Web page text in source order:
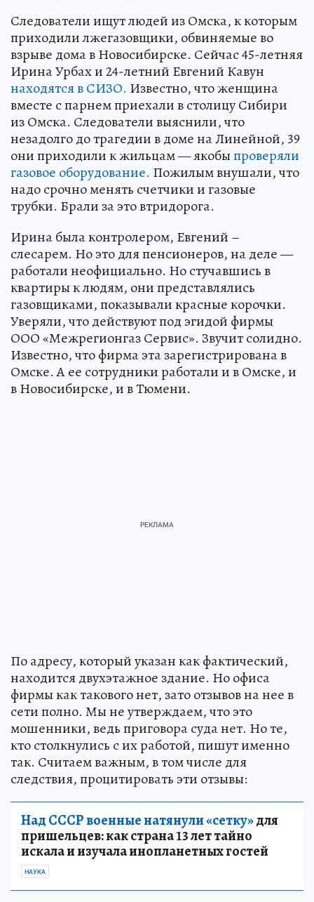
Следователи ищут людей из Омска, к которым
приходили лжегазовщики, обвиняемые во
взрыве дома в Новосибирске. Сейчас 45-летняя
Ирина Урбах и 24-летний Евгений Кавун
находятся в СИЗО. Известно, что женщина
вместе с парнем приехали в столицу Сибири
из Омска. Следователи выяснили, что
незадолго до трагедии в доме на Линейной, 39
они приходили к жильцам — якобыпроверяли
газовое оборудование. Пожилым внушали, что
надо срочно менять счетчики и газовые
трубки. Брали за это втридорога.
Ирина была контролером, Евгений –
слесарем. Но это для пенсионеров, на деле —
работали неофициально. Но стучавшись в
квартиры к людям, они представлялись
газовщиками, показывали красные корочки.
Уверяли, что действуют под эгидой фирмы
ООО «Межрегионгаз Сервис». Звучит солидно.
Известно, что фирма эта зарегистрирована в
Омске. А ее сотрудники работали и в Омске, и
в Новосибирске, и в Тюмени.
По адресу, который указан как фактический,
находится двухэтажное здание. Но офиса
фирмы как такового нет, зато отзывов на нее в
сети полно. Мы не утверждаем, что это
мошенники, ведь приговора суда нет. Но те,
кто столкнулись с их работой, пишут именно
так. Считаем важным, в том числе для
следствия, процитировать эти отзывы:
Над СССР военные натянули «сетку»для
пришельцев: как страна 13 лет тайно
искала и изучала инопланетных гостей
НАУКА